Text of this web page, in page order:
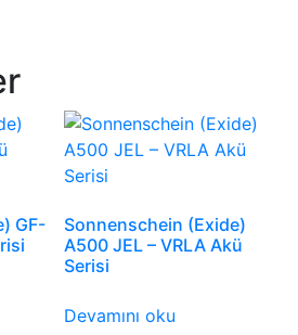
GF-
Sonnenschein (Exide)
A500 JEL – VRLA Akü
Serisi
Devamını oku